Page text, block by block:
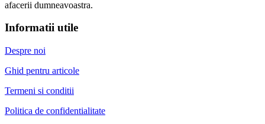
afacerii dumneavoastra.
Informatii utile
Despre noi
Ghid pentru articole
Termeni si conditii
Politica de confidentialitate